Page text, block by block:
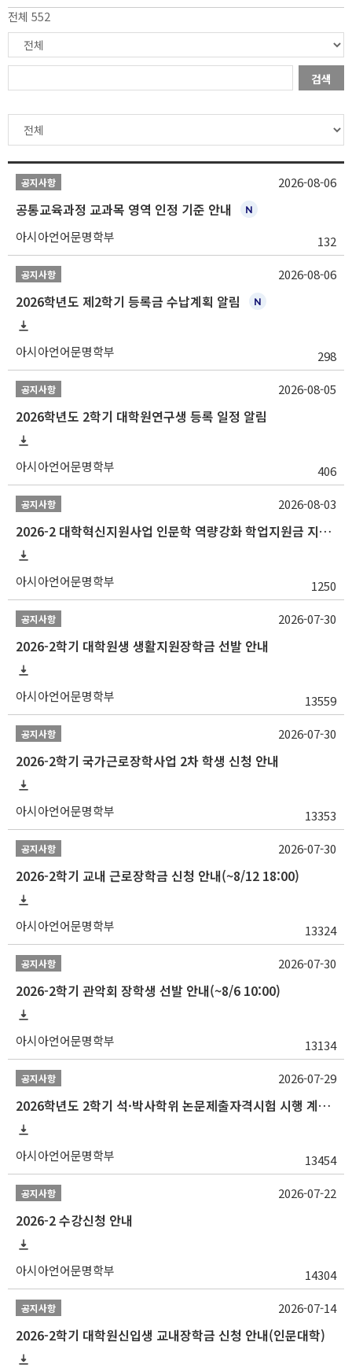
전체 552
검색
공지사항
공통교육과정 교과목 영역 인정 기준 안내
아시아언어문명학부 132
2026-08-06
공지사항
2026학년도 제2학기 등록금 수납계획 알림
아시아언어문명학부 298
2026-08-06
공지사항
2026학년도 2학기 대학원연구생 등록 일정 알림
아시아언어문명학부 406
2026-08-05
공지사항
2026-2 대학혁신지원사업 인문학 역량강화 학업지원금 지원 선발 안내 (학/석/박사)
아시아언어문명학부 1250
2026-08-03
공지사항
2026-2학기 대학원생 생활지원장학금 선발 안내
아시아언어문명학부 13559
2026-07-30
공지사항
2026-2학기 국가근로장학사업 2차 학생 신청 안내
아시아언어문명학부 13353
2026-07-30
공지사항
2026-2학기 교내 근로장학금 신청 안내(~8/12 18:00)
아시아언어문명학부 13324
2026-07-30
공지사항
2026-2학기 관악회 장학생 선발 안내(~8/6 10:00)
아시아언어문명학부 13134
2026-07-30
공지사항
2026학년도 2학기 석·박사학위 논문제출자격시험 시행 계획 공고
아시아언어문명학부 13454
2026-07-29
공지사항
2026-2 수강신청 안내
아시아언어문명학부 14304
2026-07-22
공지사항
2026-2학기 대학원신입생 교내장학금 신청 안내(인문대학)
2026-07-14